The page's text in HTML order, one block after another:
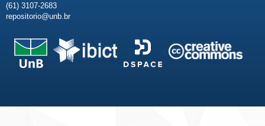
(61) 3107-2683
repositorio@unb.br